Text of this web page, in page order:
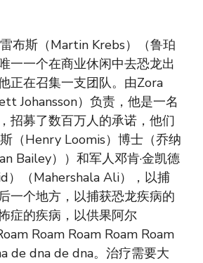
布斯（Martin Krebs）（鲁珀
一一个在商业休闲中去恐龙出
正在召集一支团队。由Zora
Johansson）负责，他是一名
招募了数百万人的承诺，他们
（Henry Loomis）博士（乔纳
Bailey））和军人邓肯·金凯德
）（Mahershala Ali），以捕
一个地方，以捕获恐龙疾病的
症的疾病，以供果阿尔
Roam Roam Roam Roam
de dna de dna。治疗需要大